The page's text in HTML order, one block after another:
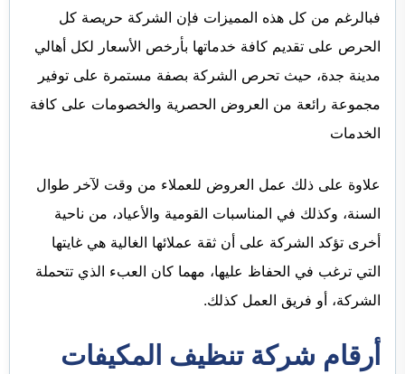
فبالرغم من كل هذه المميزات فإن الشركة حريصة كل
الحرص على تقديم كافة خدماتها بأرخص الأسعار لكل أهالي
مدينة جدة، حيث تحرص الشركة بصفة مستمرة على توفير
مجموعة رائعة من العروض الحصرية والخصومات على كافة
الخدمات
علاوة على ذلك عمل العروض للعملاء من وقت لآخر طوال
السنة، وكذلك في المناسبات القومية والأعياد، من ناحية
أخرى تؤكد الشركة على أن ثقة عملائها الغالية هي غايتها
التي ترغب في الحفاظ عليها، مهما كان العبء الذي تتحملة
الشركة، أو فريق العمل كذلك.
أرقام شركة تنظيف المكيفات